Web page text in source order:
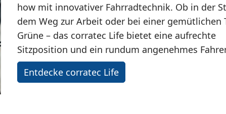
how mit innovativer Fahrradtechnik. Ob in der
dem Weg zur Arbeit oder bei einer gemütlichen
Grüne – das corratec Life bietet eine aufrechte
Sitzposition und ein rundum angenehmes
Entdecke corratec Life